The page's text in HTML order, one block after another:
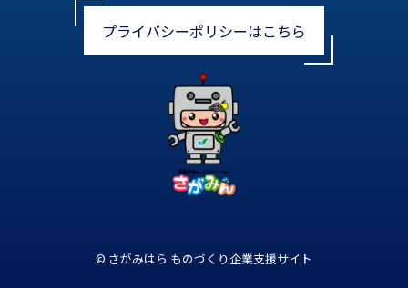
プライバシーポリシーはこちら
© さがみはら ものづくり企業支援サイト